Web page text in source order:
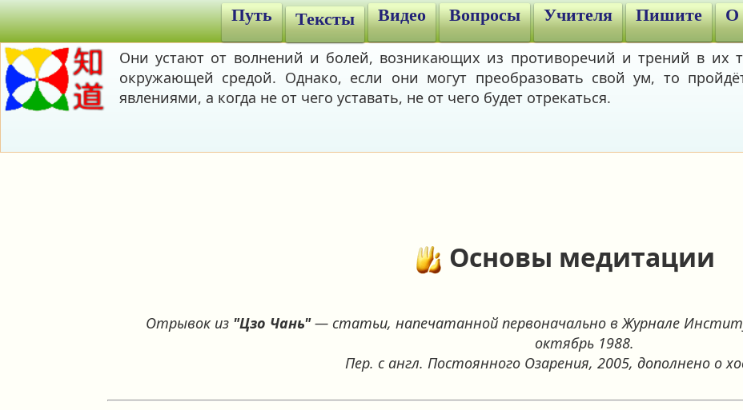
Путь Тексты Видео Вопросы Учителя Пишите О
Они устают от волнений и болей, возникающих из противоречий и трений в
окружающей средой. Однако, если они могут преобразовать свой ум, то
явлениями, а когда не от чего уставать, не от чего будет отрекаться.
Основы медитации
Отрывок из "Цзо Чань"— статьи, напечатанной первоначально в Журнале
октябрь 1988.
Пер. с англ. Постоянного Озарения, 2005, дополнено о